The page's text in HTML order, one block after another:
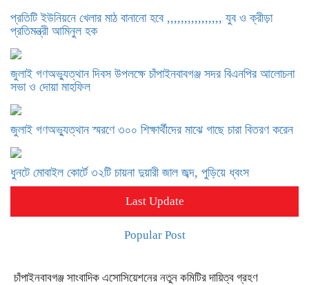
প্রতিটি ইউনিয়নে খেলার মাঠ বানানো হবে ,,,,,,,,,,,,,,,, যুব ও ক্রীড়া
প্রতিমন্ত্রী আমিনুল হক
জুলাই গণঅভ্যুত্থান দিবস উপলক্ষে চাঁপাইনবাবগঞ্জ সদর বিএনপির আলোচনা
সভা ও দোয়া মাহফিল
জুলাই গণঅভ্যুত্থান স্মরণে ৩০০ শিক্ষার্থীদের মাঝে গাছে চারা বিতরণ করেন
ধুনটে মোবাইল কোর্টে ৩২টি চায়না দুয়ারী জাল জব্দ, পুড়িয়ে ধ্বংস
Last Update
Popular Post
চাঁপাইনবাবগঞ্জ সাংবাদিক এসোসিয়েশনের নতুন কমিটির দায়িত্ব গ্রহণ